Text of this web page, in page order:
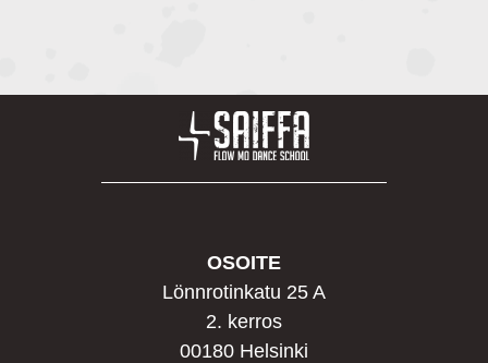
OSOITE
Lönnrotinkatu 25 A
2. kerros
00180 Helsinki